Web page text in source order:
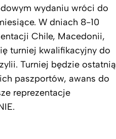
wydaniu wróci do
W dniach 8-10
Chile, Macedonii,
turniej kwalifikacyjny do
Turniej będzie ostatnią
paszportów, awans do
reprezentacje